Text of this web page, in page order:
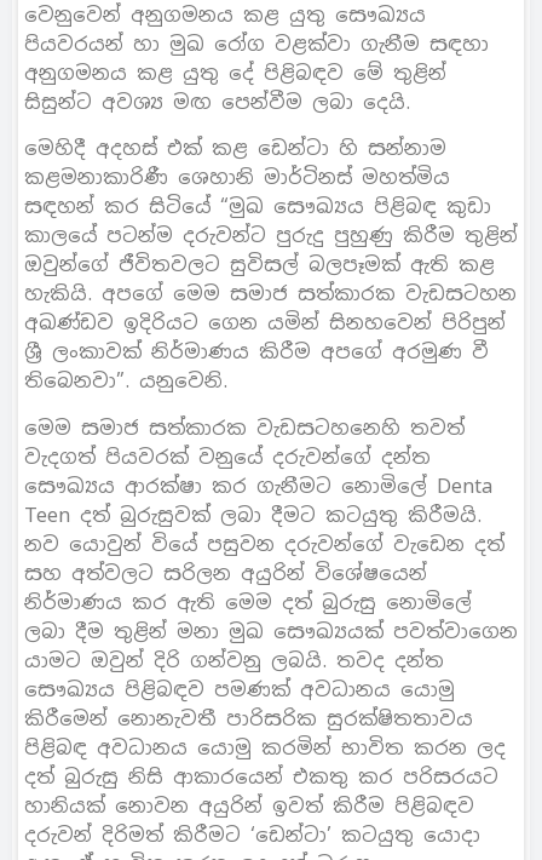
වෙනුවෙන් අනුගමනය කළ යුතු සෞඛ්‍යය
පියවරයන් හා මුඛ රෝග වළක්වා ගැනීම සඳහා
අනුගමනය කළ යුතු දේ පිළිබඳව මේ තුළින්
සිසුන්ට අවශ්‍ය මඟ පෙන්වීම ලබා දෙයි.
මෙහිදී අදහස් එක් කළ ඩෙන්ටා හි සන්නාම
කළමනාකාරිණී ශෙහානි මාර්ටිනස් මහත්මිය
සඳහන් කර සිටියේ “මුඛ සෞඛ්‍යය පිළිබඳ කුඩා
කාලයේ පටන්ම දරුවන්ට පුරුදු පුහුණු කිරීම තුළින්
ඔවුන්ගේ ජීවිතවලට සුවිසල් බලපෑමක් ඇති කළ
හැකියි. අපගේ මෙම සමාජ සත්කාරක වැඩසටහන
අඛණ්ඩව ඉදිරියට ගෙන යමින් සිනහවෙන් පිරිපුන්
ශ්‍රී ලංකාවක් නිර්මාණය කිරීම අපගේ අරමුණ වී
තිබෙනවා”. යනුවෙනි.
මෙම සමාජ සත්කාරක වැඩසටහනෙහි තවත්
වැදගත් පියවරක් වනුයේ දරුවන්ගේ දන්ත
සෞඛ්‍යය ආරක්ෂා කර ගැනීමට නොමිලේ Denta
Teen දත් බුරුසුවක් ලබා දීමට කටයුතු කිරීමයි.
නව යොවුන් වියේ පසුවන දරුවන්ගේ වැඩෙන දත්
සහ අත්වලට සරිලන අයුරින් විශේෂයෙන්
නිර්මාණය කර ඇති මෙම දත් බුරුසු නොමිලේ
ලබා දීම තුළින් මනා මුඛ සෞඛ්‍යයක් පවත්වාගෙන
යාමට ඔවුන් දිරි ගන්වනු ලබයි. තවද දන්ත
සෞඛ්‍යය පිළිබඳව පමණක් අවධානය යොමු
කිරීමෙන් නොනැවතී පාරිසරික සුරක්ෂිතතාවය
පිළිබඳ අවධානය යොමු කරමින් භාවිත කරන ලද
දත් බුරුසු නිසි ආකාරයෙන් එකතු කර පරිසරයට
හානියක් නොවන අයුරින් ඉවත් කිරීම පිළිබඳව
දරුවන් දිරිමත් කිරීමට ‘ඩෙන්ටා’ කටයුතු යොදා